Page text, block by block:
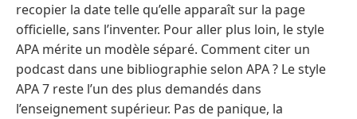
recopier la date telle qu’elle apparaît sur la page
officielle, sans l’inventer. Pour aller plus loin, le style
APA mérite un modèle séparé. Comment citer un
podcast dans une bibliographie selon APA ? Le style
APA 7 reste l’un des plus demandés dans
l’enseignement supérieur. Pas de panique, la